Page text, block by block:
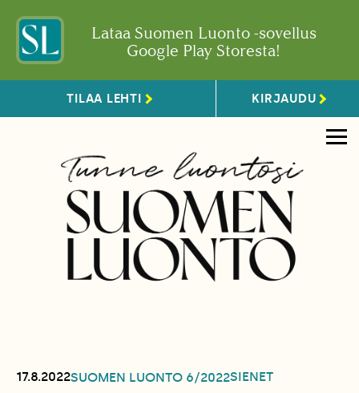
Lataa Suomen Luonto -sovellus
Google Play Storesta!
TILAA LEHTI KIRJAUDU
17.8.2022SUOMEN LUONTO 6/2022SIENET